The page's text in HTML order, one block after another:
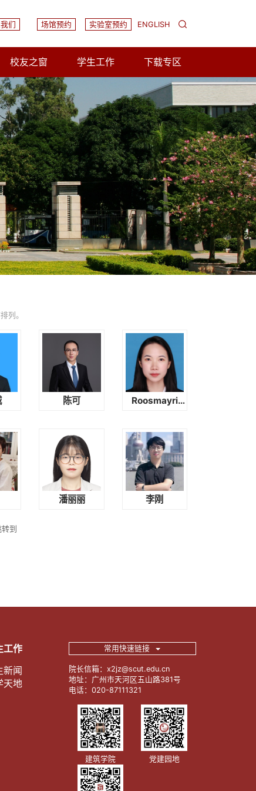
们 场馆预约 实验室预约 ENGLISH
校友之窗 学生工作 下载专区
列。
陈可
Roosmayri
潘丽丽 李刚
转到
工作
新闻
天地
常用快速链接
院长信箱：x2jz@scut.edu.cn
地址：广州市天河区五山路381号
电话：020-87111321
建筑学院 党建园地